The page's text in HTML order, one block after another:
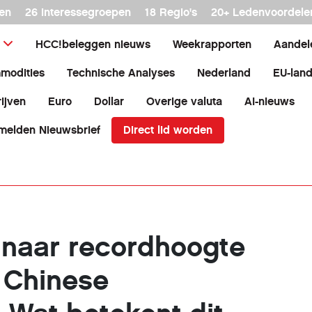
26 interessegroepen 18 Regio's 20+
HCC!beleggen nieuws Weekrapporten
Technische Analyses Nederland EU-
Euro Dollar Overige valuta AI-nieuws
Nieuwsbrief Direct lid worden
recordhoogte